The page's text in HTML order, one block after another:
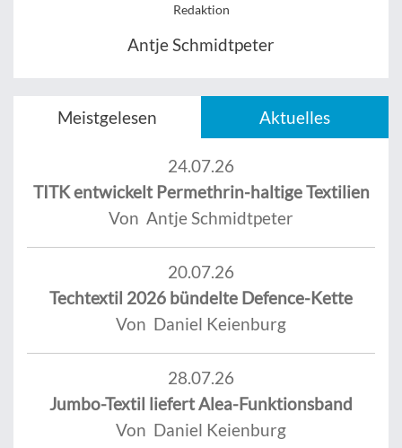
Redaktion
Antje Schmidtpeter
Meistgelesen Aktuelles
24.07.26
TITK entwickelt Permethrin-haltige Textilien
Von Antje Schmidtpeter
20.07.26
Techtextil 2026 bündelte Defence-Kette
Von Daniel Keienburg
28.07.26
Jumbo-Textil liefert Alea-Funktionsband
Von Daniel Keienburg